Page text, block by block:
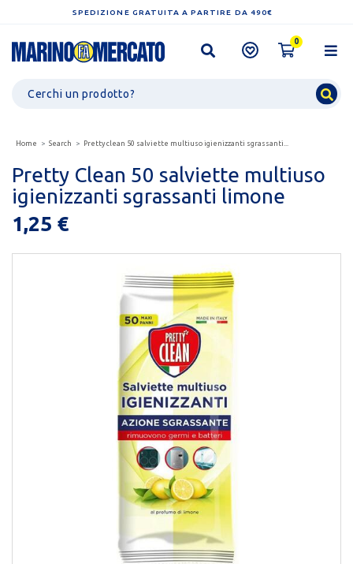
SPEDIZIONE GRATUITA A PARTIRE DA 490€
0
Home Search Pretty clean 50 salviette multiuso igienizzanti sgrassanti...
Pretty Clean 50 salviette multiuso
igienizzanti sgrassanti limone
1,25 €